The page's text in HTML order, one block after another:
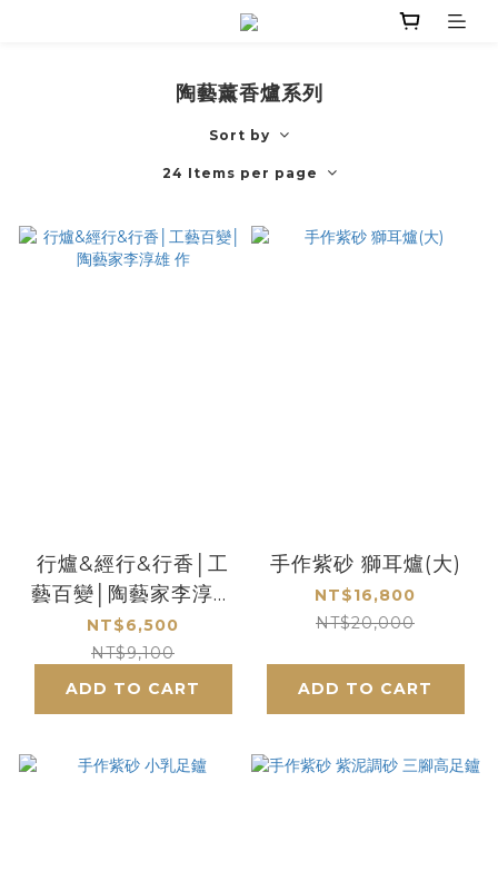
陶藝薰香爐系列
Sort by
24 Items per page
行爐&經行&行香│工
藝百變│陶藝家李淳雄
作
NT$6,500
NT$9,100
ADD TO CART
手作紫砂 獅耳爐(大)
NT$16,800
NT$20,000
ADD TO CART